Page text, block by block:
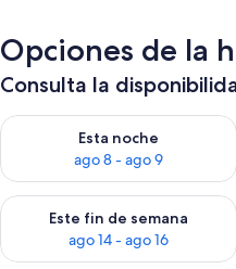
Opciones de la
Consulta la
Esta noche
ago 8 - ago 9
Consulta la disponibilidad
Este fin de semana
ago 14 - ago 16
Consulta la disponibilidad